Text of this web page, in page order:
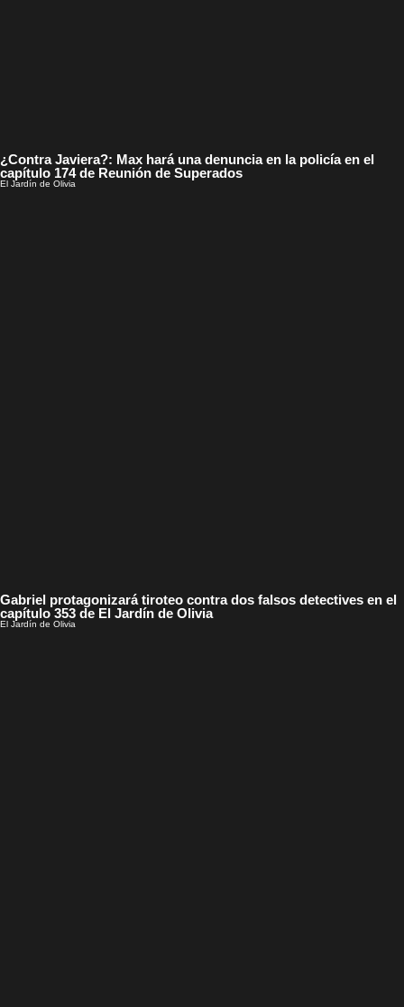
¿Contra Javiera?: Max hará una denuncia en la policía en el
capítulo 174 de Reunión de Superados
El Jardín de Olivia
Gabriel protagonizará tiroteo contra dos falsos detectives en el
capítulo 353 de El Jardín de Olivia
El Jardín de Olivia